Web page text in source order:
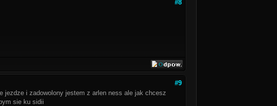
#8
#9
jezdze i zadowolony jestem z arlen ness ale jak chcesz
sie ku sidii